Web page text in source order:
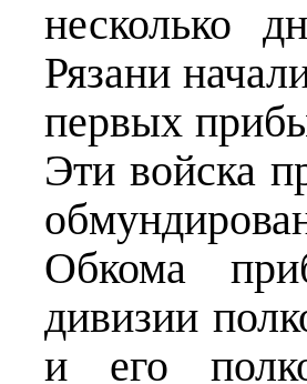
несколько
Рязани
первых
Эти войска
Обкома
дивизии
и его